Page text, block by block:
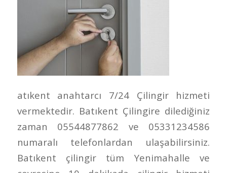
atıkent anahtarcı 7/24 Çilingir hizmeti
vermektedir. Batıkent Çilingire dilediğiniz
zaman 05544877862 ve 05331234586
numaralı telefonlardan ulaşabilirsiniz.
Batıkent çilingir tüm Yenimahalle ve